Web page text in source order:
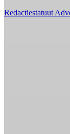
Redactiestatuut